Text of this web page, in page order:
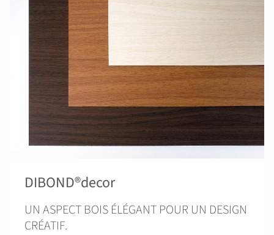
DIBOND®decor
UN ASPECT BOIS ÉLÉGANT POUR UN DESIGN
CRÉATIF.